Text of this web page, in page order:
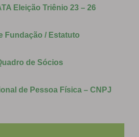
Eleição Triênio 23 – 26
Fundação / Estatuto
de Sócios
de Pessoa Física – CNPJ